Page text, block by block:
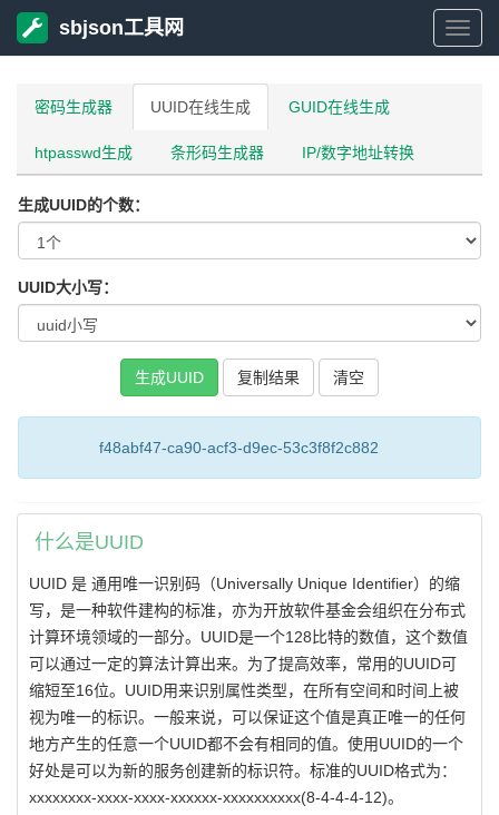
sbjson工具网
密码生成器 UUID在线生成 GUID在线生成
htpasswd生成 条形码生成器 IP/数字地址转换
生成UUID的个数：
UUID大小写：
复制结果
f48abf47-ca90-acf3-d9ec-53c3f8f2c882
什么是UUID
UUID 是 通用唯一识别码（Universally Unique Identifier）的缩
写，是一种软件建构的标准，亦为开放软件基金会组织在分布式
计算环境领域的一部分。UUID是一个128比特的数值，这个数值
可以通过一定的算法计算出来。为了提高效率，常用的UUID可
缩短至16位。UUID用来识别属性类型，在所有空间和时间上被
视为唯一的标识。一般来说，可以保证这个值是真正唯一的任何
地方产生的任意一个UUID都不会有相同的值。使用UUID的一个
好处是可以为新的服务创建新的标识符。标准的UUID格式为：
xxxxxxxx-xxxx-xxxx-xxxxxx-xxxxxxxxxx(8-4-4-4-12)。